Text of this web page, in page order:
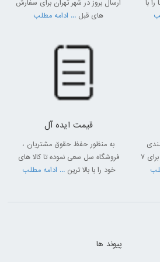
و ایستاده مجهز به تعدادی فیلتر بوده و
آب را قبل از ورود به مخزن تصفیه می‌کنند
شرب تامین می‌کنند. البته قیمت آبسردکن فیلتر
است ولی از طرفی کیفیت آب خروجی نیز
برای استفاده در مناطقی است که آب شرب
که دارای بیماری‌های خاص و حساس هستند.
با
ارسال بروز در شهر تهران برای سفارش
های قبل ... ادامه مطلب
مشتریان امکان استرداد کالا را برای 7
قیمت ایده آل
به منظور حفظ حقوق مشتریان ،
فروشگاه سل سعی نموده تا کالا های
خود را با بالا ترین ... ادامه مطلب
پیوند ها